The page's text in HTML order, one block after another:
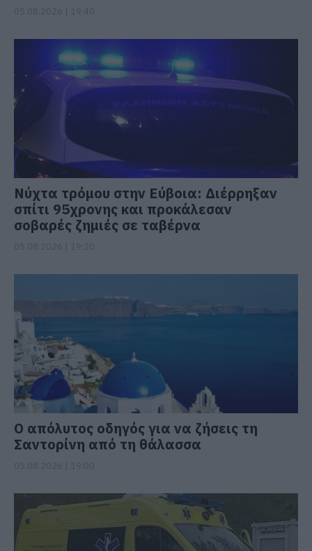
Νύχτα τρόμου στην Εύβοια: Διέρρηξαν
σπίτι 95χρονης και προκάλεσαν
σοβαρές ζημιές σε ταβέρνα
Ο απόλυτος οδηγός για να ζήσεις τη
Σαντορίνη από τη θάλασσα